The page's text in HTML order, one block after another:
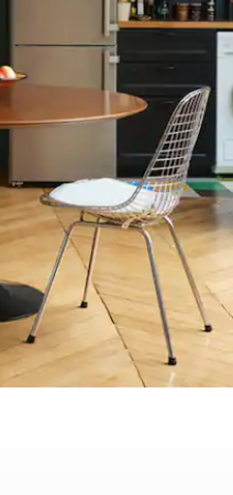
cima e para baixo do